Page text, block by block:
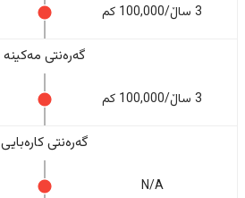
3 ساڵ/100,000 کم
گەرەنتی مەکینە
3 ساڵ/100,000 کم
گەرەنتی کارەبایی
N/A